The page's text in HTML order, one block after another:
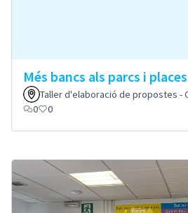
Més bancs als parcs i places
Taller d'elaboració de propostes -
0
0